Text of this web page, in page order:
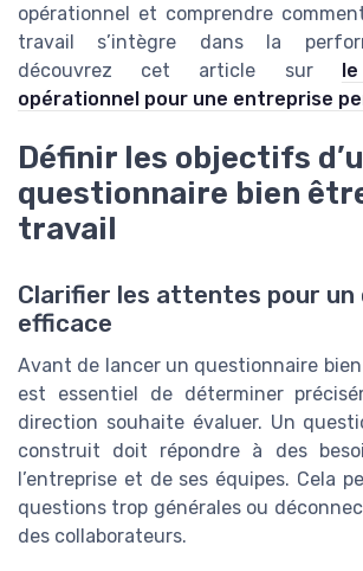
opérationnel et comprendre
travail s’intègre dans la
découvrez cet article sur
opérationnel pour une entreprise
Définir les objectifs
questionnaire bien
travail
Clarifier les attentes pour un
efficace
Avant de lancer un questionnaire
est essentiel de déterminer
direction souhaite évaluer. Un
construit doit répondre à des
l’entreprise et de ses équipes. Cela
questions trop générales ou
des collaborateurs.